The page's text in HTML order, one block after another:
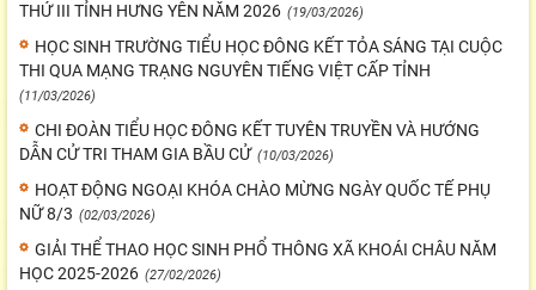
THỨ III TỈNH HƯNG YÊN NĂM 2026 (19/03/2026)
HỌC SINH TRƯỜNG TIỂU HỌC ĐÔNG KẾT TỎA SÁNG TẠI CUỘC
THI QUA MẠNG TRẠNG NGUYÊN TIẾNG VIỆT CẤP TỈNH
(11/03/2026)
CHI ĐOÀN TIỂU HỌC ĐÔNG KẾT TUYÊN TRUYỀN VÀ HƯỚNG
DẪN CỬ TRI THAM GIA BẦU CỬ (10/03/2026)
HOẠT ĐỘNG NGOẠI KHÓA CHÀO MỪNG NGÀY QUỐC TẾ PHỤ
NỮ 8/3 (02/03/2026)
GIẢI THỂ THAO HỌC SINH PHỔ THÔNG XÃ KHOÁI CHÂU NĂM
HỌC 2025-2026 (27/02/2026)